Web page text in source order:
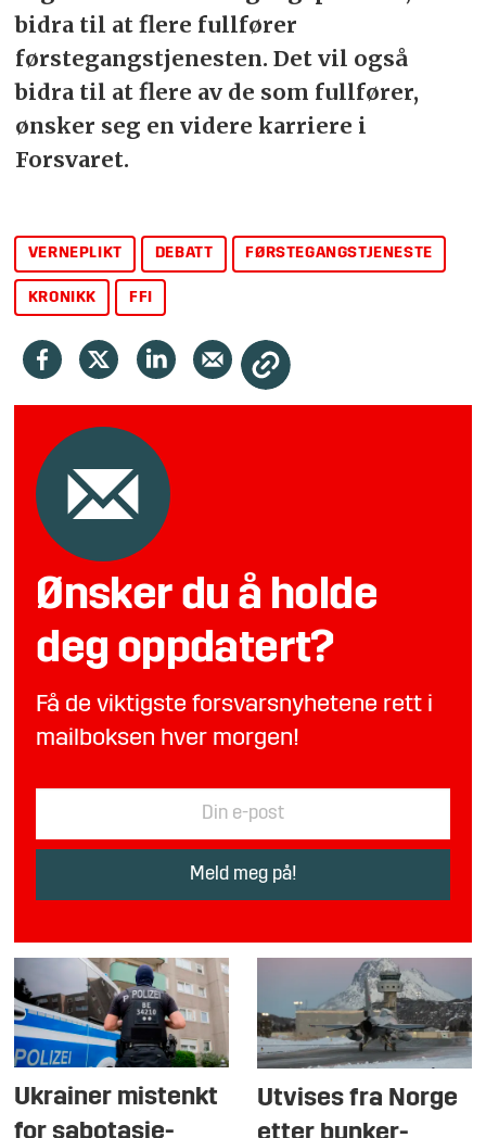
bidra til at flere fullfører
førstegangstjenesten. Det vil også
bidra til at flere av de som fullfører,
ønsker seg en videre karriere i
Forsvaret.
VERNEPLIKT DEBATT FØRSTEGANGSTJENESTE
KRONIKK FFI
Ønsker du å holde
deg oppdatert?
Få de viktigste forsvarsnyhetene rett i
mailboksen hver morgen!
Ukrainer mistenkt
Utvises fra Norge